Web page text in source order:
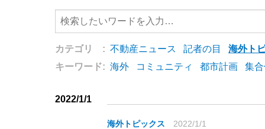
カテゴリ : 不動産ニュース 記者の目
海外ト
キーワード: 海外 コミュニティ 都市計画 集
2022/1/1
海外トピックス 2022/1/1